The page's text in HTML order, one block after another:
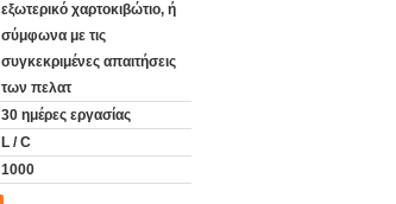
εξωτερικό χαρτοκιβώτιο, ή
σύμφωνα με τις
συγκεκριμένες απαιτήσεις
των πελατ
30 ημέρες εργασίας
L / C
1000